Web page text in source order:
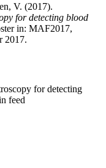
V. (2017).
for detecting blood
in: MAF2017,
2017.
for detecting
feed